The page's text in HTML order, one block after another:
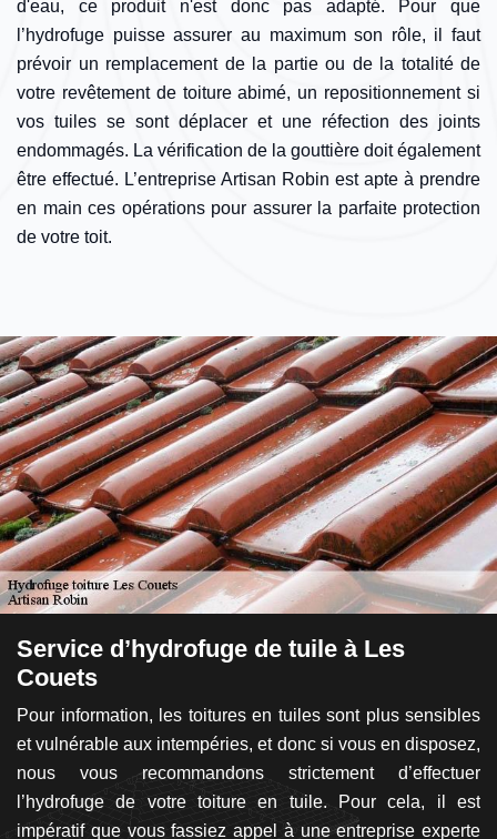
d'eau, ce produit n'est donc pas adapté. Pour que
l’hydrofuge puisse assurer au maximum son rôle, il faut
prévoir un remplacement de la partie ou de la totalité de
votre revêtement de toiture abimé, un repositionnement si
vos tuiles se sont déplacer et une réfection des joints
endommagés. La vérification de la gouttière doit également
être effectué. L’entreprise Artisan Robin est apte à prendre
en main ces opérations pour assurer la parfaite protection
de votre toit.
Service d’hydrofuge de tuile à Les
Couets
Pour information, les toitures en tuiles sont plus sensibles
et vulnérable aux intempéries, et donc si vous en disposez,
nous vous recommandons strictement d’effectuer
l’hydrofuge de votre toiture en tuile. Pour cela, il est
impératif que vous fassiez appel à une entreprise experte